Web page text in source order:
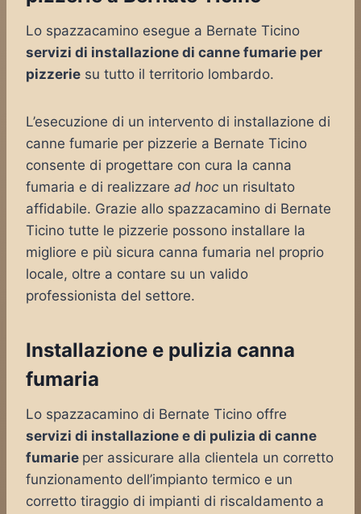
Lo spazzacamino esegue a Bernate Ticino
servizi di installazione di canne fumarie per
pizzerie su tutto il territorio lombardo.
L’esecuzione di un intervento di installazione di
canne fumarie per pizzerie a Bernate Ticino
consente di progettare con cura la canna
fumaria e di realizzare ad hoc un risultato
affidabile. Grazie allo spazzacamino di Bernate
Ticino tutte le pizzerie possono installare la
migliore e più sicura canna fumaria nel proprio
locale, oltre a contare su un valido
professionista del settore.
Installazione e pulizia canna
fumaria
Lo spazzacamino di Bernate Ticino offre
servizi di installazione e di pulizia di canne
fumarie per assicurare alla clientela un corretto
funzionamento dell’impianto termico e un
corretto tiraggio di impianti di riscaldamento a